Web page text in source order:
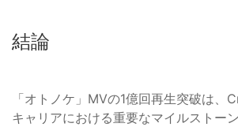
結論
「オトノケ」MVの1億回再生突破は、
キャリアにおける重要なマイルストー